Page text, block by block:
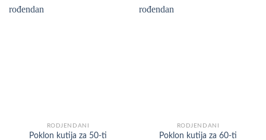
RODJENDANI
Poklon kutija za 50-ti
RODJENDANI
Poklon kutija za 60-ti